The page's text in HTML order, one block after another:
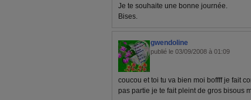
Je te souhaite une bonne journée.
Bises.
gwendoline
publié le 03/09/2008 à 01:09
coucou et toi tu va bien moi boffff je fait
pas partie je te fait pleint de gros bisous